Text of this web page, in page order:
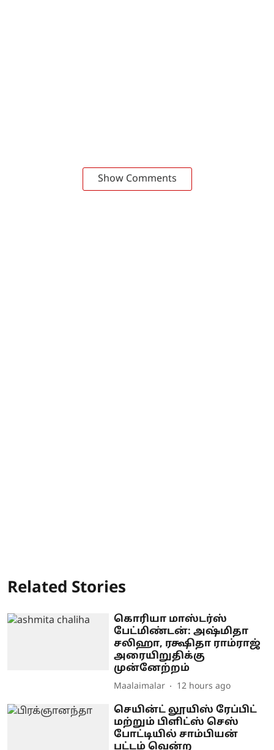
Show Comments
Related Stories
கொரியா மாஸ்டர்ஸ்
பேட்மிண்டன்: அஷ்மிதா
சலிஹா, ரக்ஷிதா ராம்ராஜ்
அரையிறுதிக்கு
முன்னேற்றம்
Maalaimalar 12 hours ago
செயின்ட் லூயிஸ் ரேப்பிட்
மற்றும் பிளிட்ஸ் செஸ்
போட்டியில் சாம்பியன்
பட்டம் வென்ற